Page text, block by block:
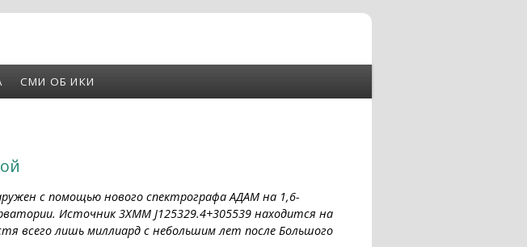
СМИ ОБ ИКИ
с помощью нового спектрографа АДАМ на 1,6-
Источник 3XMM J125329.4+305539 находится на
всего лишь миллиард с небольшим лет после Большого